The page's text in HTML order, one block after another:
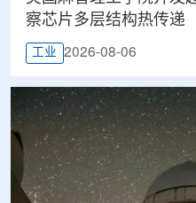
察芯片多层结构热传递
工业 2026-08-06